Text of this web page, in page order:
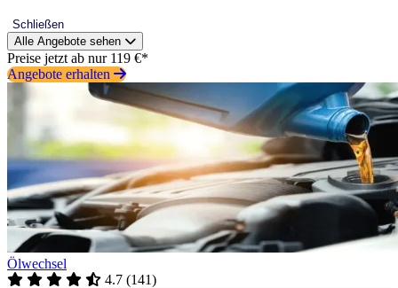
Schließen
Alle Angebote sehen
Preise jetzt ab nur 119 €*
Angebote erhalten
Ölwechsel
4.7 (141)